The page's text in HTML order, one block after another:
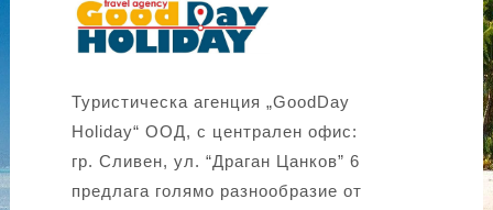
Туристическа агенция „GoodDay
Holiday“ ООД, с централен офис:
гр. Сливен, ул. “Драган Цанков” 6
предлага голямо разнообразие от